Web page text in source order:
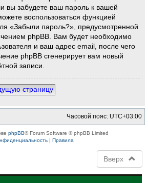
вы забудете ваш пароль к вашей
воспользоваться функцией
«Забыли пароль?», предусмотренной
phpBB. Вам будет необходимо
и ваш адрес email, после чего
phpBB сгенерирует вам новый
записи.
страницу
Часовой пояс: UTC+03:00
phpBB® Forum Software © phpBB Limited
| Правила
Вверх